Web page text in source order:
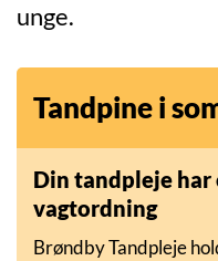
unge.
Tandpine i
Din tandpleje har
vagtordning
Brøndby Tandpleje